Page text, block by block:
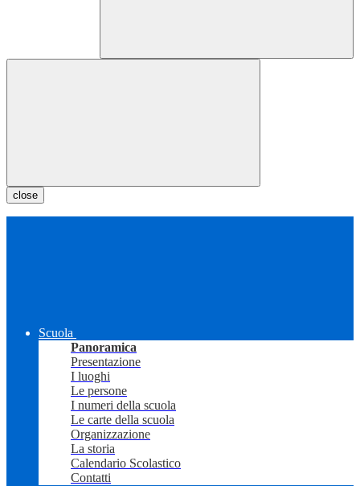
close
Scuola
Panoramica
Presentazione
I luoghi
Le persone
I numeri della scuola
Le carte della scuola
Organizzazione
La storia
Calendario Scolastico
Contatti